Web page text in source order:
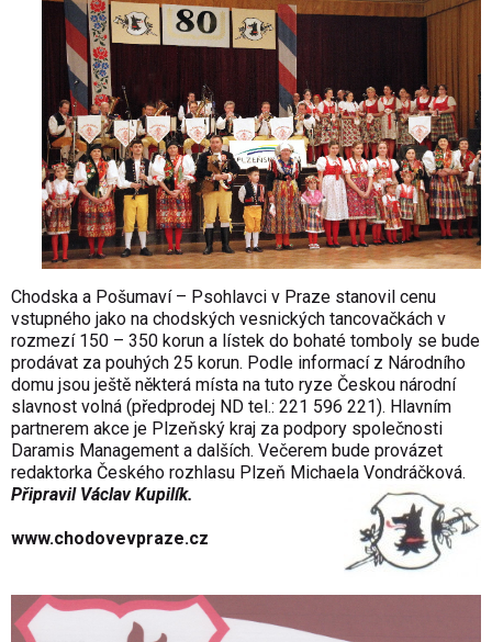
Chodska a Pošumaví – Psohlavci v Praze stanovil cenu
vstupného jako na chodských vesnických tancovačkách v
rozmezí 150 – 350 korun a lístek do bohaté tomboly se bude
prodávat za pouhých 25 korun. Podle informací z Národního
domu jsou ještě některá místa na tuto ryze Českou národní
slavnost volná (předprodej ND tel.: 221 596 221). Hlavním
partnerem akce je Plzeňský kraj za podpory společnosti
Daramis Management a dalších. Večerem bude provázet
redaktorka Českého rozhlasu Plzeň Michaela Vondráčková.
Připravil Václav Kupilík.
www.chodovevpraze.cz